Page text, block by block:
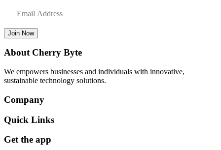
Join Now
About Cherry Byte
We empowers businesses and individuals with innovative,
sustainable technology solutions.
Company
Quick Links
Get the app